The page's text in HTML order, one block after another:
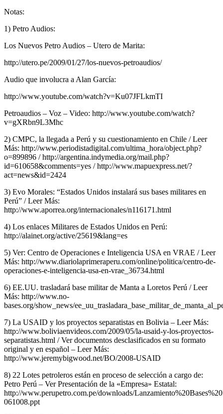
Notas:
1) Petro Audios:
Los Nuevos Petro Audios – Utero de Marita:
http://utero.pe/2009/01/27/los-nuevos-petroaudios/
Audio que involucra a Alan García:
http://www.youtube.com/watch?v=Ku07JFLkmTI
Petroaudios – Voz – Video: http://www.youtube.com/watch?
v=gXRbn9L3Mhc
2) CMPC, la llegada a Perú y su cuestionamiento en Chile / Leer
Más: http://www.periodistadigital.com/ultima_hora/object.php?
o=899896 / http://argentina.indymedia.org/mail.php?
id=610658&comments=yes / http://www.mapuexpress.net/?
act=news&id=2424
3) Evo Morales: “Estados Unidos instalará sus bases militares en
Perú” / Leer Más:
http://www.aporrea.org/internacionales/n116171.html
4) Los enlaces Militares de Estados Unidos en Perú:
http://alainet.org/active/25619&lang=es
5) Ver: Centro de Operaciones e Inteligencia USA en VRAE / Leer
Más: http://www.diariolaprimeraperu.com/online/politica/centro-de-
operaciones-e-inteligencia-usa-en-vrae_36734.html
6) EE.UU. trasladará base militar de Manta a Loretos Perú / Leer
Más: http://www.no-
bases.org/show_news/
7) La USAID y los proyectos separatistas en Bolivia – Leer Más:
http://www.boliviaenvideos.com/2009/05/la-usaid-y-los-proyectos-
separatistas.html / Ver documentos desclasificados en su formato
original y en español – Leer Más:
http://www.jeremybigwood.net/BO/2008-USAID
8) 22 Lotes petroleros están en proceso de selección a cargo de:
Petro Perú – Ver Presentación de la «Empresa» Estatal:
http://www.perupetro.com.pe/downloads/
061008.ppt